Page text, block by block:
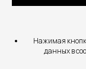
Нажимая
данных в